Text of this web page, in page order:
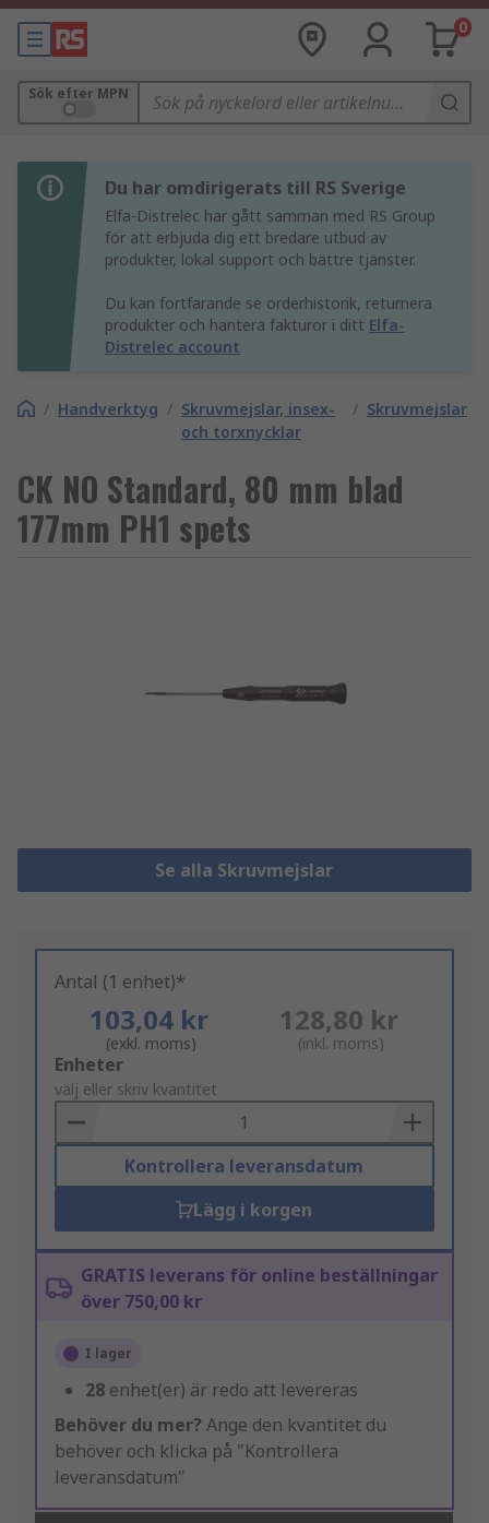
0
Sök efter MPN
Du har omdirigerats till RS Sverige
Elfa-Distrelec har gått samman med RS Group
för att erbjuda dig ett bredare utbud av
produkter, lokal support och bättre tjänster.
Du kan fortfarande se orderhistorik, returnera
produkter och hantera fakturor i ditt Elfa-
Distrelec account
/ Handverktyg / Skruvmejslar, insex-
och torxnycklar
/ Skruvmejslar
CK NO Standard, 80 mm blad
177mm PH1 spets
Se alla Skruvmejslar
Antal (1 enhet)*
103,04 kr
(exkl. moms)
128,80 kr
(inkl. moms)
Add
to
Basket
Enheter
välj eller skriv kvantitet
Kontrollera leveransdatum
Lägg i korgen
GRATIS leverans för online beställningar
över 750,00 kr
I lager
28 enhet(er) är redo att levereras
Behöver du mer? Ange den kvantitet du
behöver och klicka på "Kontrollera
leveransdatum"